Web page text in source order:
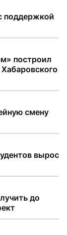
поддержкой
построил
смену
вырос
до